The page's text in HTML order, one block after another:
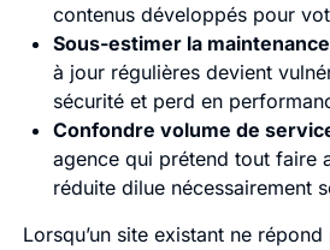
contenus développés pour
Sous-estimer la
à jour régulières devient
sécurité et perd en
Confondre volume de
agence qui prétend tout faire
réduite dilue nécessairement
Lorsqu’un site existant ne